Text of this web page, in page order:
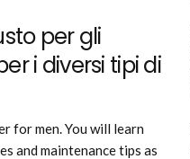
per gli
i diversi tipi di
for men. You will learn
and maintenance tips as